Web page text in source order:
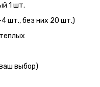
1 шт.
шт., без них 20 шт.)
выбор)